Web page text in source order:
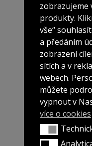
zobrazujeme
produkty.
vše“
a předáním
zobrazení
sítích a v
webech.
můžete
vypnout v
více o cookies
Technické